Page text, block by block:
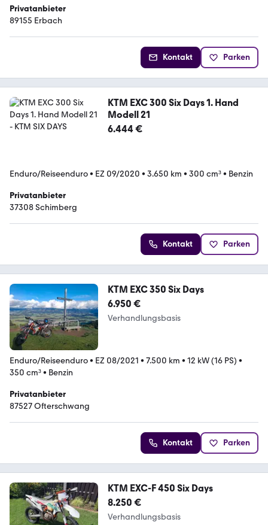
Privatanbieter
89155 Erbach
Kontakt Parken
KTM EXC 300 Six Days 1. Hand
Modell 21
6.444 €
Enduro/Reiseenduro• EZ 09/2020 • 3.650 km • 300 cm³• Benzin
Privatanbieter
37308 Schimberg
Kontakt Parken
KTM EXC 350 Six Days
6.950 €
Verhandlungsbasis
Enduro/Reiseenduro• EZ 08/2021 • 7.500 km • 12 kW (16 PS) •
350 cm³• Benzin
Privatanbieter
87527 Ofterschwang
Kontakt Parken
KTM EXC-F 450 Six Days
8.250 €
Verhandlungsbasis